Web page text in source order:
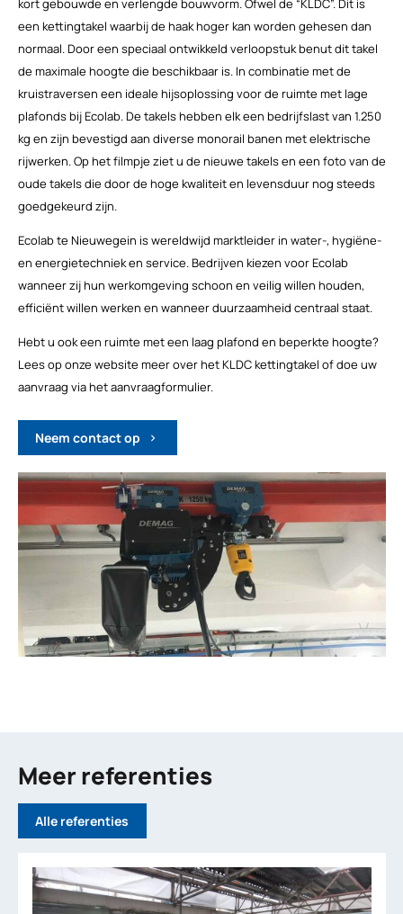
kort gebouwde en verlengde bouwvorm. Ofwel de “KLDC”. Dit is
een kettingtakel waarbij de haak hoger kan worden gehesen dan
normaal. Door een speciaal ontwikkeld verloopstuk benut dit takel
de maximale hoogte die beschikbaar is. In combinatie met de
kruistraversen een ideale hijsoplossing voor de ruimte met lage
plafonds bij Ecolab. De takels hebben elk een bedrijfslast van 1.250
kg en zijn bevestigd aan diverse monorail banen met elektrische
rijwerken. Op het filmpje ziet u de nieuwe takels en een foto van de
oude takels die door de hoge kwaliteit en levensduur nog steeds
goedgekeurd zijn.
Ecolab te Nieuwegein is wereldwijd marktleider in water-, hygiëne-
en energietechniek en service. Bedrijven kiezen voor Ecolab
wanneer zij hun werkomgeving schoon en veilig willen houden,
efficiënt willen werken en wanneer duurzaamheid centraal staat.
Hebt u ook een ruimte met een laag plafond en beperkte hoogte?
Lees op onze website meer over het KLDC kettingtakel of doe uw
aanvraag via het aanvraagformulier.
Neem contact op chevron_right
Meer referenties
Alle referenties